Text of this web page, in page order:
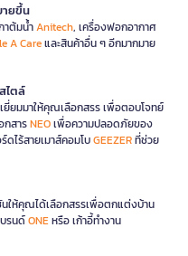
ายขึ้น
าต้มน้ำAnitech, เครื่องฟอกอากาศ
A Careและสินค้าอื่น ๆ อีกมากมาย
ไตล์
ยมมาให้คุณเลือกสรร เพื่อตอบโจทย์
กสารNEOเพื่อความปลอดภัยของ
ดไร้สายเมาส์คอมโบGEEZERที่ช่วย
ให้คุณได้เลือกสรรเพื่อตกแต่งบ้าน
รนด์ONEหรือ เก้าอี้ทำงาน